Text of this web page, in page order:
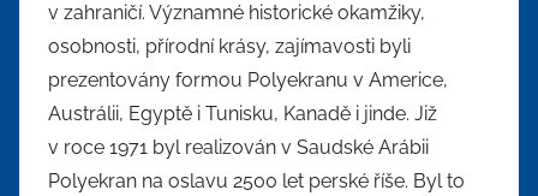
v zahraničí. Významné historické okamžiky,
osobnosti, přírodní krásy, zajímavosti byli
prezentovány formou Polyekranu v Americe,
Austrálii, Egyptě i Tunisku, Kanadě i jinde. Již
v roce 1971 byl realizován v Saudské Arábii
Polyekran na oslavu 2500 let perské říše. Byl to